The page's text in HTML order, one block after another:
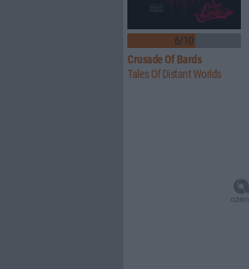
6/10
Crusade Of Bards
Tales Of Distant Worlds